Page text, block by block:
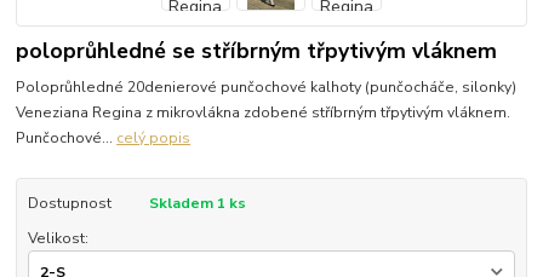
poloprůhledné se stříbrným třpytivým vláknem
Poloprůhledné 20denierové punčochové kalhoty (punčocháče, silonky)
Veneziana Regina z mikrovlákna zdobené stříbrným třpytivým vláknem.
Punčochové... celý popis
Dostupnost
Skladem 1 ks
Velikost: